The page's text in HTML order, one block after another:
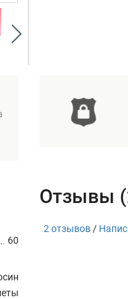
60
Отзывы
2 отзывов /